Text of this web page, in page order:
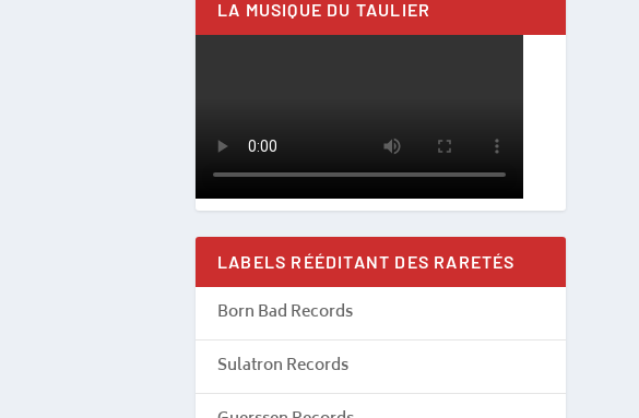
LA MUSIQUE DU TAULIER
LABELS RÉÉDITANT DES RARETÉS
Born Bad Records
Sulatron Records